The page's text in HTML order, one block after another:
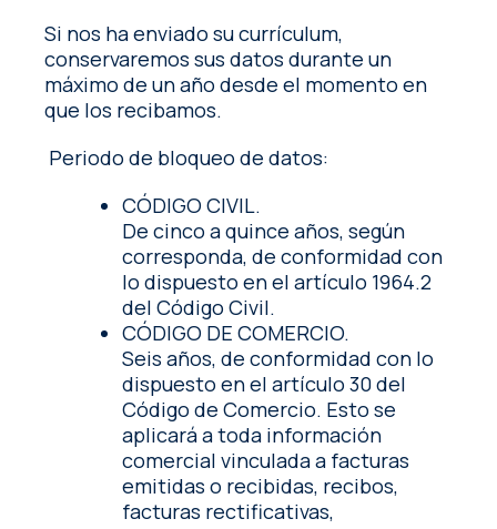
Si nos ha enviado su currículum,
conservaremos sus datos durante un
máximo de un año desde el momento en
que los recibamos.
Periodo de bloqueo de datos:
CÓDIGO CIVIL.
De cinco a quince años, según
corresponda, de conformidad con
lo dispuesto en el artículo 1964.2
del Código Civil.
CÓDIGO DE COMERCIO.
Seis años, de conformidad con lo
dispuesto en el artículo 30 del
Código de Comercio. Esto se
aplicará a toda información
comercial vinculada a facturas
emitidas o recibidas, recibos,
facturas rectificativas,